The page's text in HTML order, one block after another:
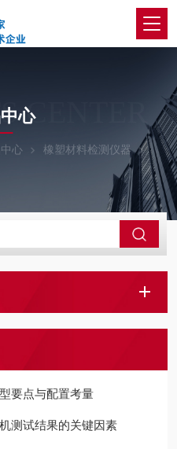
CENTER
心
心 橡塑材料检测仪器
要点与配置考量
测试结果的关键因素